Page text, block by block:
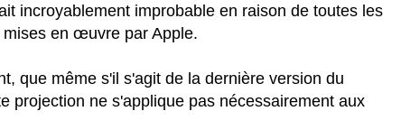
incroyablement improbable en raison de toutes les
en œuvre par Apple.
que même s'il s'agit de la dernière version du
projection ne s'applique pas nécessairement aux